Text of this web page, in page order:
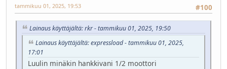
#100
tammikuu 01, 2025, 19:53
Lainaus käyttäjältä: rkr - tammikuu 01, 2025, 19:50
Lainaus käyttäjältä: expressload - tammikuu 01, 2025,
17:01
Luulin minäkin hankkivani 1/2 moottori